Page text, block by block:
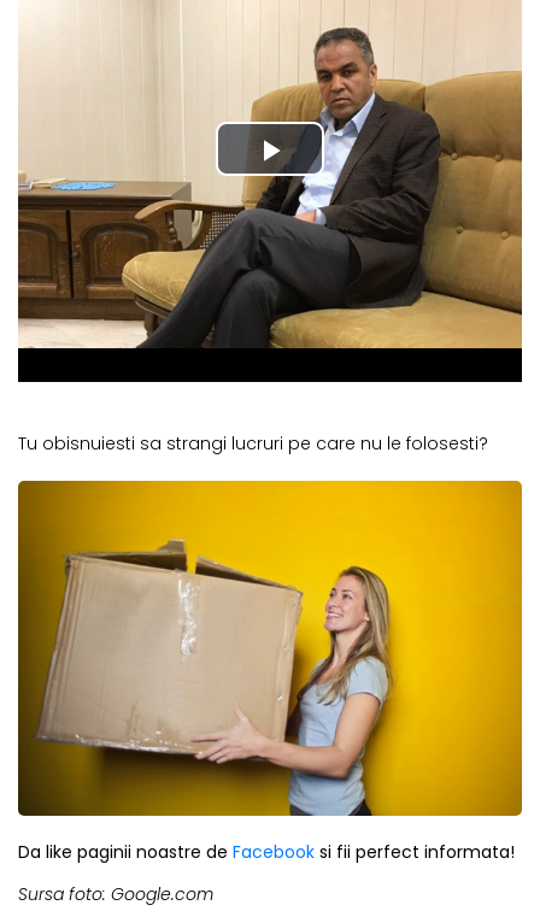
Tu obisnuiesti sa strangi lucruri pe care nu le folosesti?
Da like paginii noastre de Facebook si fii perfect informata!
Sursa foto: Google.com